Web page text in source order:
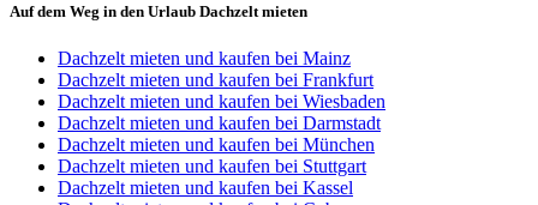
Auf dem Weg in den Urlaub Dachzelt mieten
Dachzelt mieten und kaufen bei Mainz
Dachzelt mieten und kaufen bei Frankfurt
Dachzelt mieten und kaufen bei Wiesbaden
Dachzelt mieten und kaufen bei Darmstadt
Dachzelt mieten und kaufen bei München
Dachzelt mieten und kaufen bei Stuttgart
Dachzelt mieten und kaufen bei Kassel